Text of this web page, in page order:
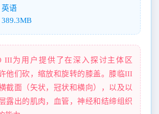
英语
III为用户提供了在深入探讨主体区
他们砍，缩放和旋转的膝盖。膝临III
截面（矢状，冠状和横向），以及以
露出的肌肉，血管，神经和结缔组织